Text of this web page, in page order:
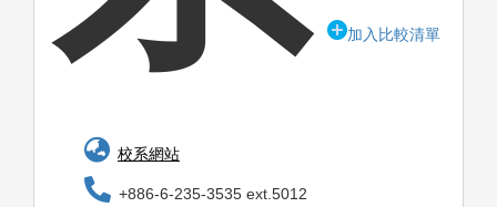
加入比較清單
校系網站
+886-6-235-3535 ext.5012